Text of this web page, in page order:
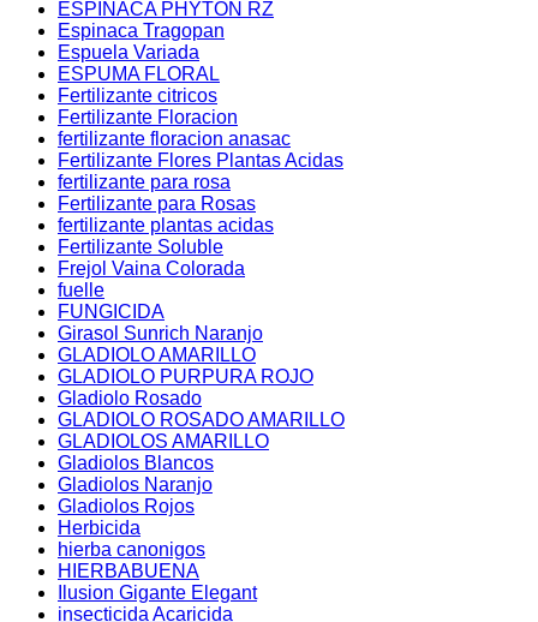
ESPINACA PHYTON RZ
Espinaca Tragopan
Espuela Variada
ESPUMA FLORAL
Fertilizante citricos
Fertilizante Floracion
fertilizante floracion anasac
Fertilizante Flores Plantas Acidas
fertilizante para rosa
Fertilizante para Rosas
fertilizante plantas acidas
Fertilizante Soluble
Frejol Vaina Colorada
fuelle
FUNGICIDA
Girasol Sunrich Naranjo
GLADIOLO AMARILLO
GLADIOLO PURPURA ROJO
Gladiolo Rosado
GLADIOLO ROSADO AMARILLO
GLADIOLOS AMARILLO
Gladiolos Blancos
Gladiolos Naranjo
Gladiolos Rojos
Herbicida
hierba canonigos
HIERBABUENA
Ilusion Gigante Elegant
insecticida Acaricida